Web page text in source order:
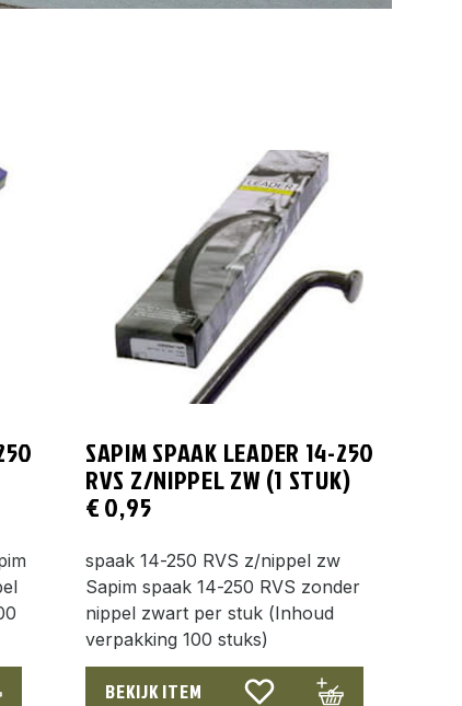
SAPIM SPAAK LEADER 14-250
RVS Z/NIPPEL ZW (1 STUK)
€0,95
spaak 14-250 RVS z/nippel zw
Sapim spaak 14-250 RVS zonder
nippel zwart per stuk (Inhoud
verpakking 100 stuks)
BEKIJK ITEM